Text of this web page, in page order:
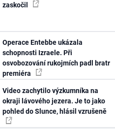
zaskočil
Operace Entebbe ukázala
schopnosti Izraele. Při
osvobozování rukojmích padl bratr
premiéra
Video zachytilo výzkumníka na
okraji lávového jezera. Je to jako
pohled do Slunce, hlásil vzrušeně